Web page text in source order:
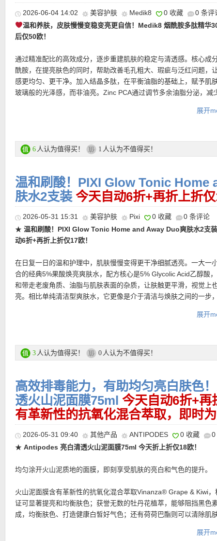
★ 限时可用折上折优惠码：
地利等地区，邮费详情请参考网站信息。
★ 退货：14天内无理由退货
2026-06-04 14:02 美容护肤 Medik8 0 收藏
0 条评
温和养肤，皮肤慢慢变稳变亮更自信！Medik8 烟酰胺多肽精华
后仅50欧！
通过精准配比的高效成分，逐步重建肌肤的稳定与清透感。核心成
酰胺，在提亮肤色的同时，帮助改善毛孔粗大、瑕疵与泛红问题，
感更均匀、更干净。加入结晶多肽，在平衡油脂的基础上，赋予肌
玻璃般的光泽感，而非油亮。Zinc PCA通过调节多余油脂分泌，减
水并强化屏障，在高效护理之下依然保持舒适、不紧绷。整体质地
购买直达链接在此
★ 可用优惠码：LFSELAIRE 亲测有效！
★ 邮费：全场满30欧德国境内免邮（普通快递），可直邮瑞士、荷
地利等地区，邮费详情请参考网站信息。
展开
6 人认为值得买！ 1 人认为不值得买！
温和刷酸！PIXI Glow Tonic Home
肤水2支装 今天自动6折+再折上折
2026-05-31 15:31 美容护肤 Pixi 0 收藏
0 条评论
★ 温和刷酸！PIXI Glow Tonic Home and Away Duo爽肤水2支
动6折+再折上折仅17欧！
在日复一日的温和护理中，肌肤慢慢变得更干净细腻透亮。一大一
合的经典5%果酸焕亮爽肤水，配方核心是5% Glycolic Acid乙醇酸
和带走老废角质、油脂与肌肤表面的杂质，让肤触更平滑，视觉上
亮。相比单纯清洁型爽肤水，它更像是介于清洁与焕肤之间的一步
★ 今天可用折上9折优惠码： SHOP，亲测有效！
★ 邮费：全场满30欧德国境内免邮（普通快递），可直邮瑞士、荷
地利等地区，邮费详情请参考网站信息。
★ 退货：14天内无理由退货
展开
3 人认为值得买！ 0 人认为不值得买！
高效排毒能力，有助均匀亮白肤色
透火山泥面膜75ml 今天自动6折+再
有革新性的抗氧化混合萃取，即时
2026-05-31 09:40 其他产品 ANTIPODES 0 收藏
0
★ Antipodes 亮白清透火山泥面膜75ml 今天折上折仅18欧！
均匀涂开火山泥质地的面膜，即刻享受肌肤的亮白和气色的提升。
火山泥面膜含有革新性的抗氧化混合萃取Vinanza® Grape & Kiwi，
证可显著提亮和均衡肤色；获誉无数的牡丹花植萃，能够阻挡黑色
成，均衡肤色、打造健康白皙好气色；还有荷荷巴酯则可以清除肌
来自新西兰地热岩层的火山泥饱含矿物质，其卓越的吸附和再生能
展开